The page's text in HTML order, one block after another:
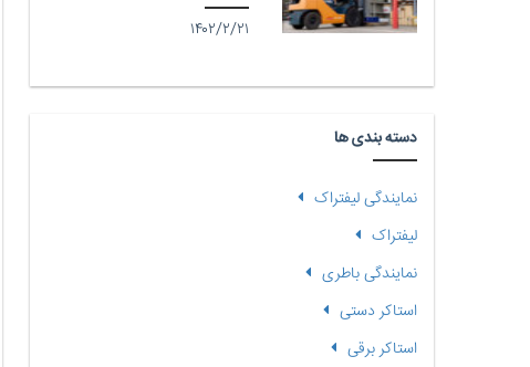
۱۴۰۲/۲/۲۱
دسته بندی ها
نمایندگی لیفتراک
لیفتراک
نمایندگی باطری
استاکر دستی
استاکر برقی